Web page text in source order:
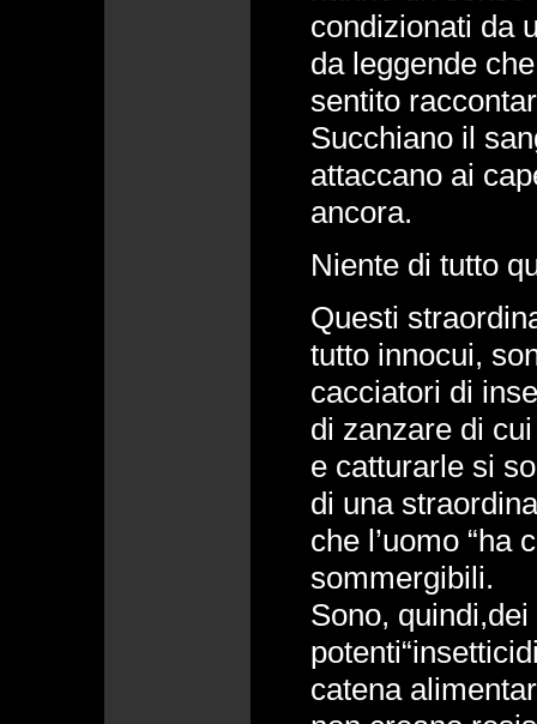
condizionati da
da leggende
sentito
Succhiano il
attaccano ai
ancora.
Niente di tutto
Questi
tutto innocui,
cacciatori di
di zanzare di
e catturarle si
di una
che l’uomo “ha
sommergibili.
Sono, quindi,dei
catena